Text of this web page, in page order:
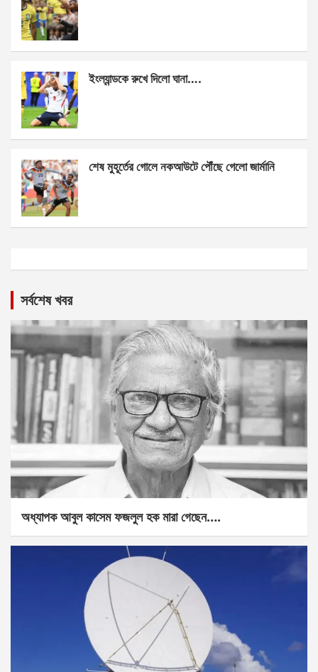
ইংল্যান্ডকে রুখে দিলো ঘানা….
শেষ মুহূর্তের গোলে নকআউটে পৌঁছে গেলো জার্মানি
সর্বশেষ খবর
অধ্যাপক আবুল কাসেম ফজলুল হক মারা গেছেন….